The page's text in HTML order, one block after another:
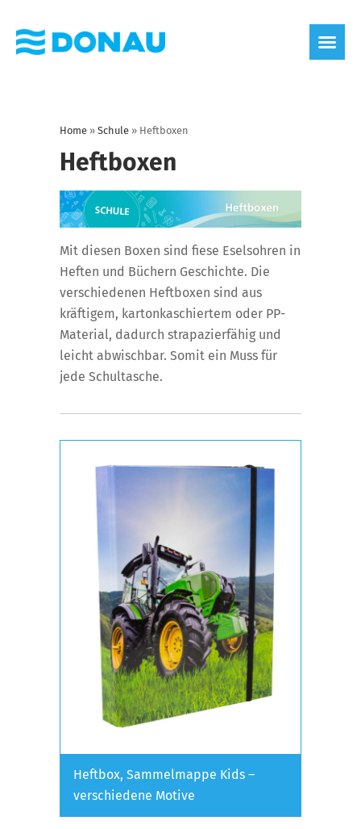
Home » Schule » Heftboxen
Heftboxen
Mit diesen Boxen sind fiese Eselsohren in
Heften und Büchern Geschichte. Die
verschiedenen Heftboxen sind aus
kräftigem, kartonkaschiertem oder PP-
Material, dadurch strapazierfähig und
leicht abwischbar. Somit ein Muss für
jede Schultasche.
Heftbox, Sammelmappe Kids –
verschiedene Motive